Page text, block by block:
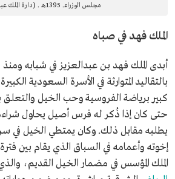
مجلس الوزراء. 1395هـ . (دارة الملك عبدالعزيز)
الملك فهد في صباه
أبدى الملك فهد بن عبدالعزيز في شبابه
بالتقاليد المتوارثة في الأسرة السعودية
كبير برياضة الفروسية وحب الخيل والتعلق
حتى كان إذا ذُكر له فرس أصيل يحاول
يطلبه مقابل ذلك. وكان يمتطي الخيل في
إخوته وأعمامه في السباق الذي يقام بين
الملك المؤسس في مضمار الخيل القديم،